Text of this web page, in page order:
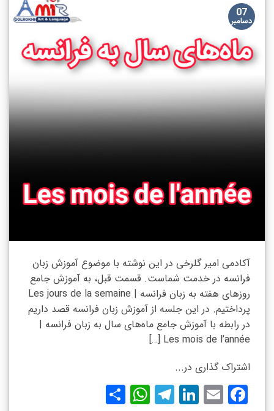
07
دسامبر
آکادمی امیر گلرخی در این نوشته با موضوع آموزش زبان
فرانسه در خدمت شماست. قسمت قبل، به آموزش جامع
روزهای هفته به زبان فرانسه | Les jours de la semaine
پرداختیم. در این جلسه از آموزش زبان فرانسه قصد داریم
در رابطه با آموزش جامع ماه‌های سال به زبان فرانسه |
Les mois de l’année […]
اشتراک گذاری در...
Facebook
Email
LinkedIn
Telegram
WhatsApp